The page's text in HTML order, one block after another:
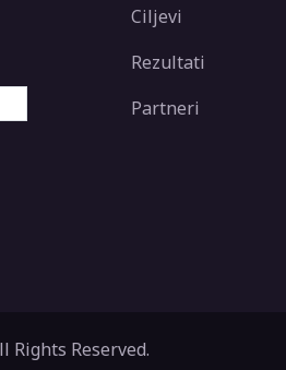
Ciljevi
Rezultati
Partneri
Rights Reserved.